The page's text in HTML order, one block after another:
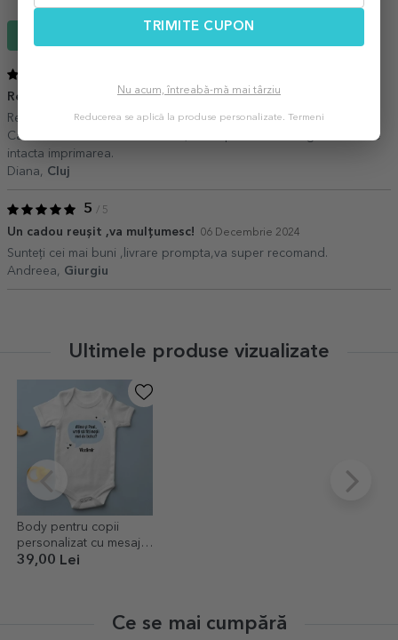
Recomand 25 Decembrie 2024
Recomand, livrare rapida, desi a fost perioada sarbatorilor.
Calitatea materialului este buna, l-am spalat la 40 de grade si este
intacta imprimarea.
Diana, Cluj
5 / 5
Un cadou reușit ,va mulțumesc! 06 Decembrie 2024
Sunteți cei mai buni ,livrare prompta,va super recomand.
Andreea, Giurgiu
Ultimele produse vizualizate
Body pentru copii
personalizat cu mesaj -
Cerere nași
39,00 Lei
Ce se mai cumpără
TRIMITE CUPON
Nu acum, întreabă-mă mai târziu
Reducerea se aplică la produse personalizate. Termeni